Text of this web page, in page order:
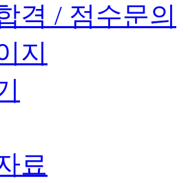
격 / 점수문의
지
료